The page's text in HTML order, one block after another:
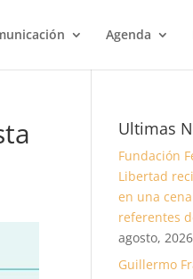
Agenda
Ultimas
Fundación
Libertad
en una
referentes
agosto, 2026
Guillermo